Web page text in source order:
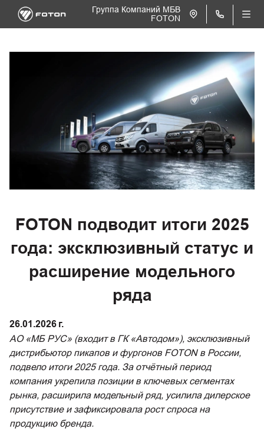
Группа Компаний МБВ
FOTON
FOTON подводит итоги 2025
года: эксклюзивный статус и
расширение модельного
ряда
26.01.2026 г.
АО «МБ РУС» (входит в ГК «Автодом»), эксклюзивный
дистрибьютор пикапов и фургонов FOTON в России,
подвело итоги 2025 года. За отчётный период
компания укрепила позиции в ключевых сегментах
рынка, расширила модельный ряд, усилила дилерское
присутствие и зафиксировала рост спроса на
продукцию бренда.